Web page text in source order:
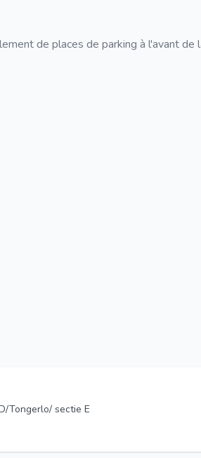
de places de parking à l'avant de
Tongerlo/ sectie E